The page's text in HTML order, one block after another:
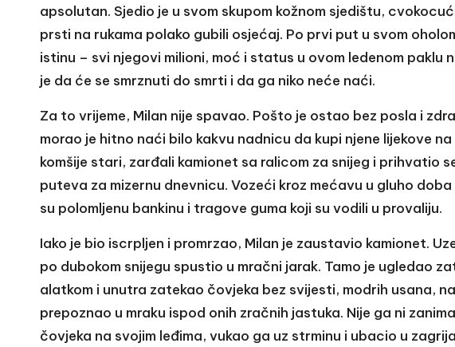
apsolutan. Sjedio je u svom skupom kožnom sjedištu,
prsti na rukama polako gubili osjećaj. Po prvi put u svom
istinu – svi njegovi milioni, moć i status u ovom ledenom paklu
je da će se smrznuti do smrti i da ga niko neće naći.
Za to vrijeme, Milan nije spavao. Pošto je ostao bez posla i
morao je hitno naći bilo kakvu nadnicu da kupi njene lijekove
komšije stari, zarđali kamionet sa ralicom za snijeg i prihvatio
puteva za mizernu dnevnicu. Vozeći kroz mećavu u gluho
su polomljenu bankinu i tragove guma koji su vodili u provaliju.
Iako je bio iscrpljen i promrzao, Milan je zaustavio kamionet.
po dubokom snijegu spustio u mračni jarak. Tamo je ugledao
alatkom i unutra zatekao čovjeka bez svijesti, modrih usana,
prepoznao u mraku ispod onih zračnih jastuka. Nije ga ni
čovjeka na svojim leđima, vukao ga uz strminu i ubacio u